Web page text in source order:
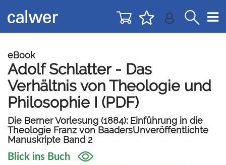
zur
Navigation
zum
Inhalt
eBook
Adolf Schlatter - Das
Verhältnis von Theologie und
Philosophie I (PDF)
Die Berner Vorlesung (1884): Einführung in die
Theologie Franz von BaadersUnveröffentlichte
Manuskripte Band 2
Blick ins Buch